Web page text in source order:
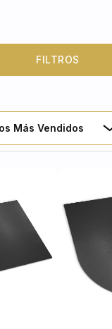
quemaduras o
FILTROS
Más Vendidos